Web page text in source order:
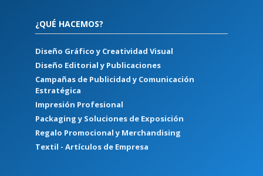
¿QUÉ HACEMOS?
Diseño Gráfico y Creatividad Visual
Diseño Editorial y Publicaciones
Campañas de Publicidad y Comunicación
Estratégica
Impresión Profesional
Packaging y Soluciones de Exposición
Regalo Promocional y Merchandising
Textil - Artículos de Empresa